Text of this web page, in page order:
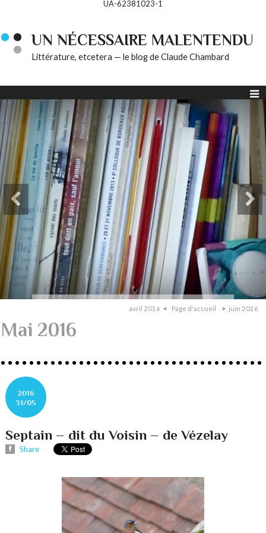
UA-62381023-1
UN NÉCESSAIRE MALENTENDU
Littérature, etcetera — le blog de Claude Chambard
avril 2016 Page d'accueil juin 2016
Mai 2016
2016
31/05
Septain – dit du Voisin – de Vézelay
Share